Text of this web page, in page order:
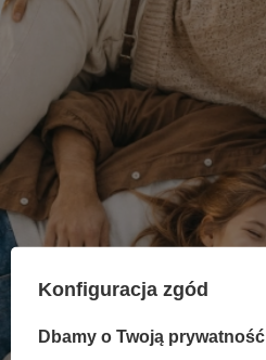
Konfiguracja zgód
Dbamy o Twoją prywatność